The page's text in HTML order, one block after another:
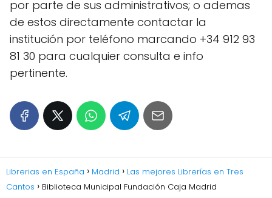
por parte de sus administrativos; o ademas
de estos directamente contactar la
institución por teléfono marcando +34 912 93
81 30 para cualquier consulta e info
pertinente.
Librerias en España Madrid
Las mejores Librerías en Tres
Cantos
Biblioteca Municipal Fundación Caja Madrid